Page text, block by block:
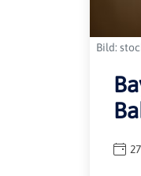
Bild: